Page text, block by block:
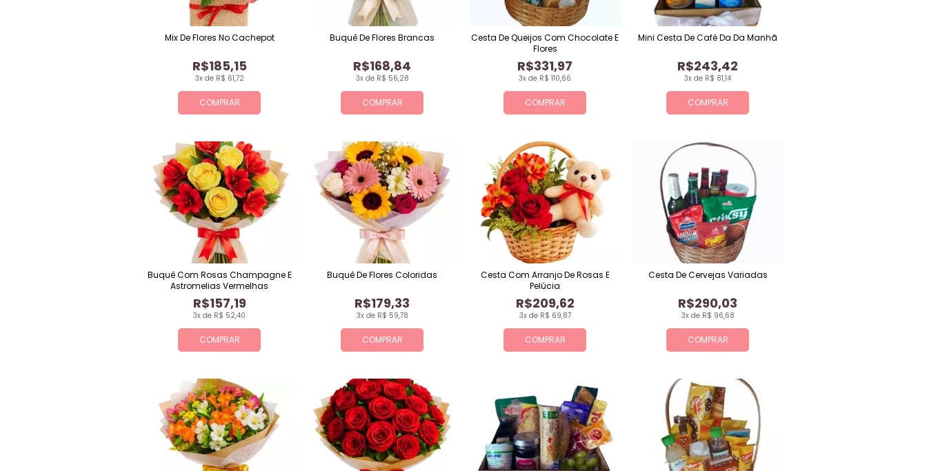
COMPRAR
3x de R$ 61,72
R$185,15
Mix De Flores No Cachepot
COMPRAR
3x de R$ 56,28
R$168,84
Buquê De Flores Brancas
COMPRAR
3x de R$ 110,66
R$331,97
Cesta De Queijos Com Chocolate E
Flores
COMPRAR
3x de R$ 81,14
R$243,42
Mini Cesta De Café Da Da Manhã
COMPRAR
3x de R$ 52,40
R$157,19
Buquê Com Rosas Champagne E
Astromelias Vermelhas
COMPRAR
3x de R$ 59,78
R$179,33
Buquê De Flores Coloridas
COMPRAR
3x de R$ 69,87
R$209,62
Cesta Com Arranjo De Rosas E
Pelúcia
COMPRAR
3x de R$ 96,68
R$290,03
Cesta De Cervejas Variadas